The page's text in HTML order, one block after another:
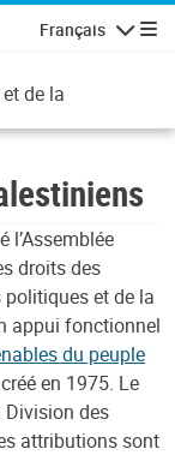
Français
de la
l’Assemblée
droits des
et de la
appui fonctionnel
du peuple
en 1975. Le
Division des
attributions sont